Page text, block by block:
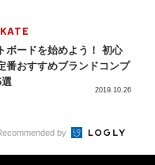
ボードを始めよう！ 初心
番おすすめブランドコンプ
選
2019.10.26
とらえたロッククライマー
by